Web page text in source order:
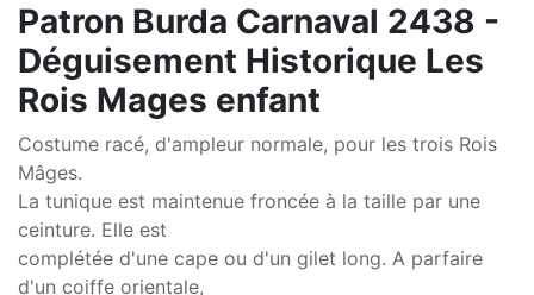
Patron Burda Carnaval 2438 -
Déguisement Historique Les
Rois Mages enfant
Costume racé, d'ampleur normale, pour les trois Rois
Mâges.
La tunique est maintenue froncée à la taille par une
ceinture. Elle est
complétée d'une cape ou d'un gilet long. A parfaire
d'un coiffe orientale,